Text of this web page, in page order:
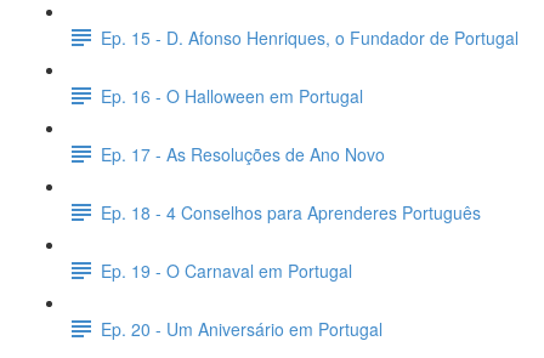
Ep. 15 - D. Afonso Henriques, o Fundador de Portugal
Ep. 16 - O Halloween em Portugal
Ep. 17 - As Resoluções de Ano Novo
Ep. 18 - 4 Conselhos para Aprenderes Português
Ep. 19 - O Carnaval em Portugal
Ep. 20 - Um Aniversário em Portugal